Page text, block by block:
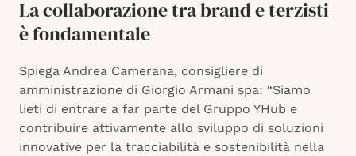
La collaborazione tra brand e terzisti
è fondamentale
Spiega Andrea Camerana, consigliere di
amministrazione di Giorgio Armani spa: “Siamo
lieti di entrare a far parte del Gruppo YHub e
contribuire attivamente allo sviluppo di soluzioni
innovative per la tracciabilità e sostenibilità nella